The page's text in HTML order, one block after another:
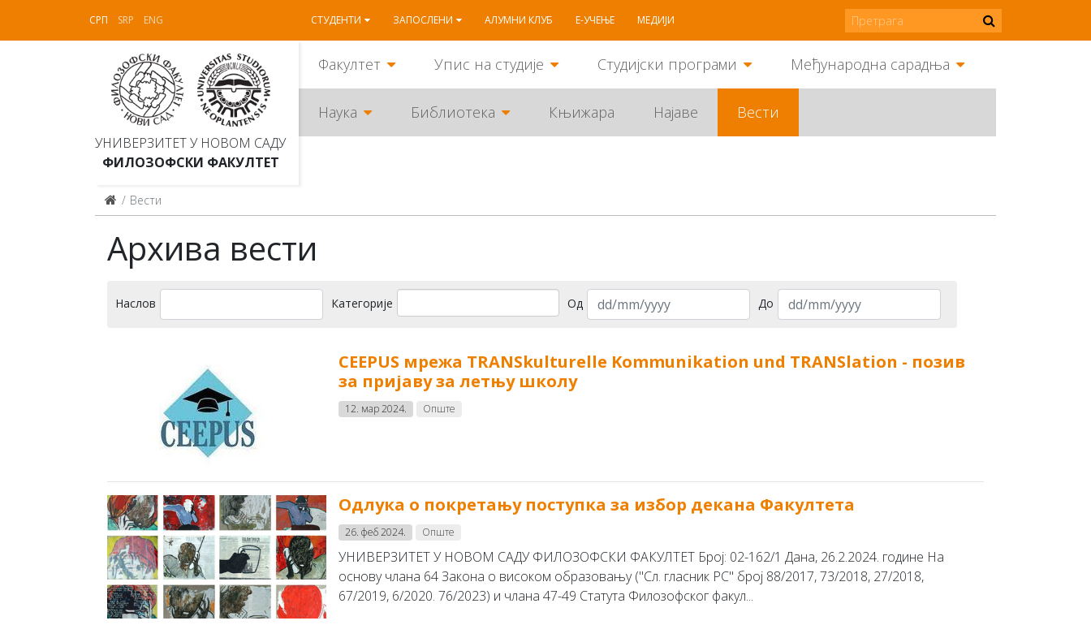
СРП SRP ENG СТУДЕНТИ ЗАПОСЛЕНИ АЛУМНИ КЛУБ Е-УЧЕЊЕ МЕДИЈИ
УНИВЕРЗИТЕТ У НОВОМ САДУ
ФИЛОЗОФСКИ ФАКУЛТЕТ
Факултет Упис на студије Студијски програми Међународна сарадња
Наука Библиотека Књижара Најаве Вести
Вести
Архива вести
Наслов Категорије Од До
CEEPUS мрежа TRANSkulturelle Kommunikation und TRANSlation - позив
за пријаву за летњу школу
12. мар 2024. Опште
Одлука о покретању поступка за избор декана Факултета
26. феб 2024. Опште
УНИВЕРЗИТЕТ У НОВОМ САДУ ФИЛОЗОФСКИ ФАКУЛТЕТ Број: 02-162/1 Дана, 26.2.2024. године На
основу члана 64 Закона о високом образовању ("Сл. гласник РС" број 88/2017, 73/2018, 27/2018,
67/2019, 6/2020. 76/2023) и члана 47-49 Статута Филозофског факул...